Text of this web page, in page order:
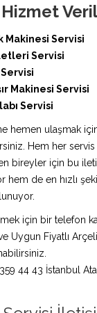
Hizmet
Makinesi Servisi
Servisi
Makinesi Servisi
Servisi
hemen ulaşmak
Hem her
bireyler için bu
hem de en hızlı
için bir telefon
Uygun Fiyatlı
44 43 İstanbul